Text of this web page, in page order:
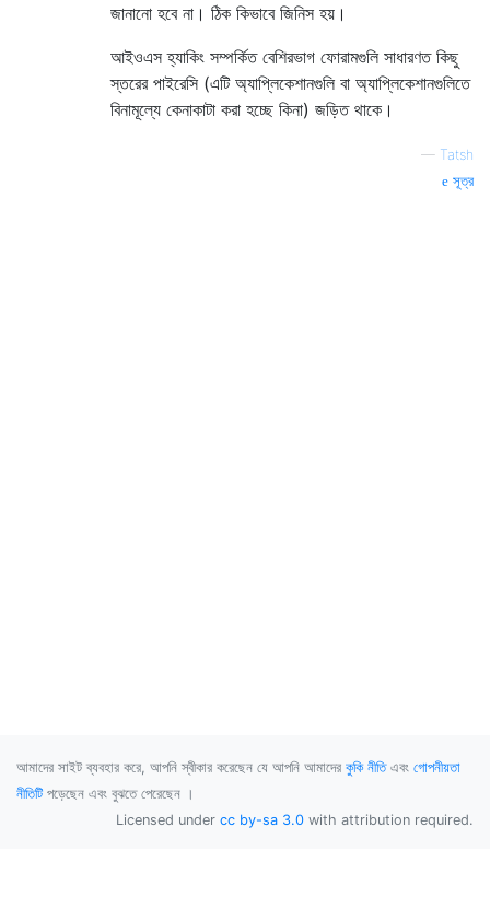
জানানো হবে না। ঠিক কিভাবে জিনিস হয়।
আইওএস হ্যাকিং সম্পর্কিত বেশিরভাগ ফোরামগুলি সাধারণত কিছু
স্তরের পাইরেসি (এটি অ্যাপ্লিকেশানগুলি বা অ্যাপ্লিকেশানগুলিতে
বিনামূল্যে কেনাকাটা করা হচ্ছে কিনা) জড়িত থাকে।
— Tatsh
সূত্র
আমাদের সাইট ব্যবহার করে, আপনি স্বীকার করেছেন যে আপনি আমাদের কুকি নীতিএবং গোপনীয়তা
নীতিটি পড়েছেন এবং বুঝতে পেরেছেন ।
Licensed under cc by-sa 3.0 with attribution required.